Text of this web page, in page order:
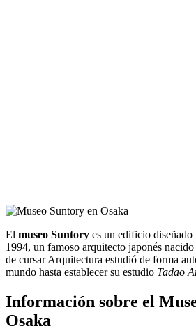
El museo Suntory es un edificio diseñado
1994, un famoso arquitecto japonés nacido
de cursar Arquitectura estudió de forma
mundo hasta establecer su estudio Tadao
Información sobre el
Osaka